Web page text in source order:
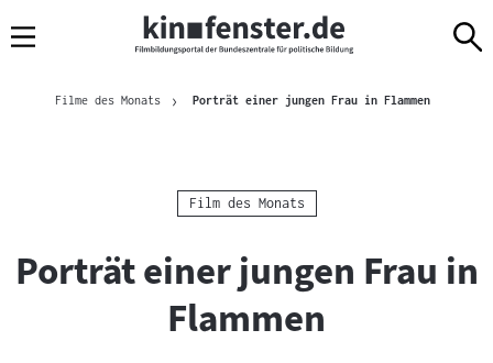
Navigation
zum
zur
Brotkrümelnavigation
Filme des Monats Porträt einer jungen Frau in FlammenAktuelle
Kategorie:
Film des Monats
Porträt einer jungen Frau in
Flammen